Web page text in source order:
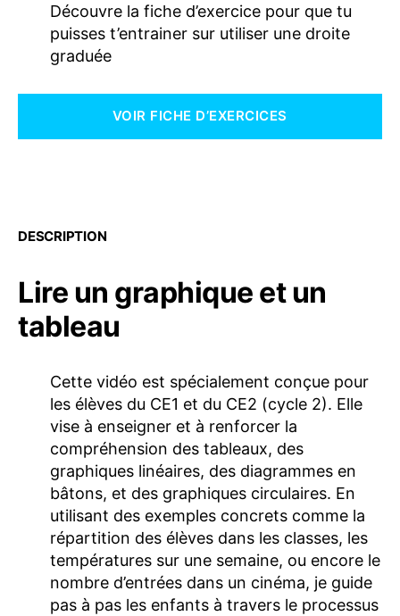
Découvre la fiche d’exercice pour que tu
puisses t’entrainer sur utiliser une droite
graduée
VOIR FICHE D’EXERCICES
DESCRIPTION
Lire un graphique et un
tableau
Cette vidéo est spécialement conçue pour
les élèves du CE1 et du CE2 (cycle 2). Elle
vise à enseigner et à renforcer la
compréhension des tableaux, des
graphiques linéaires, des diagrammes en
bâtons, et des graphiques circulaires. En
utilisant des exemples concrets comme la
répartition des élèves dans les classes, les
températures sur une semaine, ou encore le
nombre d’entrées dans un cinéma, je guide
pas à pas les enfants à travers le processus